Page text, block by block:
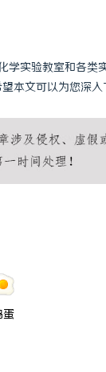
学实验教室和各类
本文可以为您深
蛋